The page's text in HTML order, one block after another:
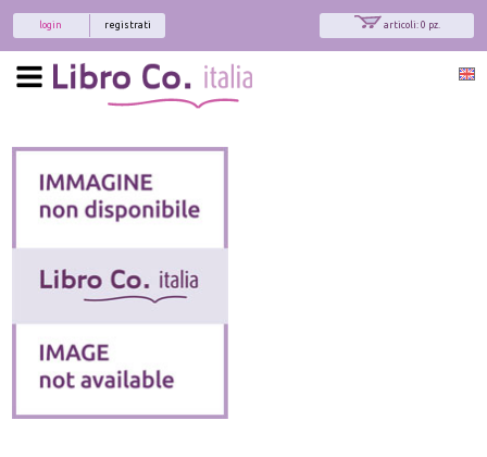
articoli: 0 pz.
registrati
login